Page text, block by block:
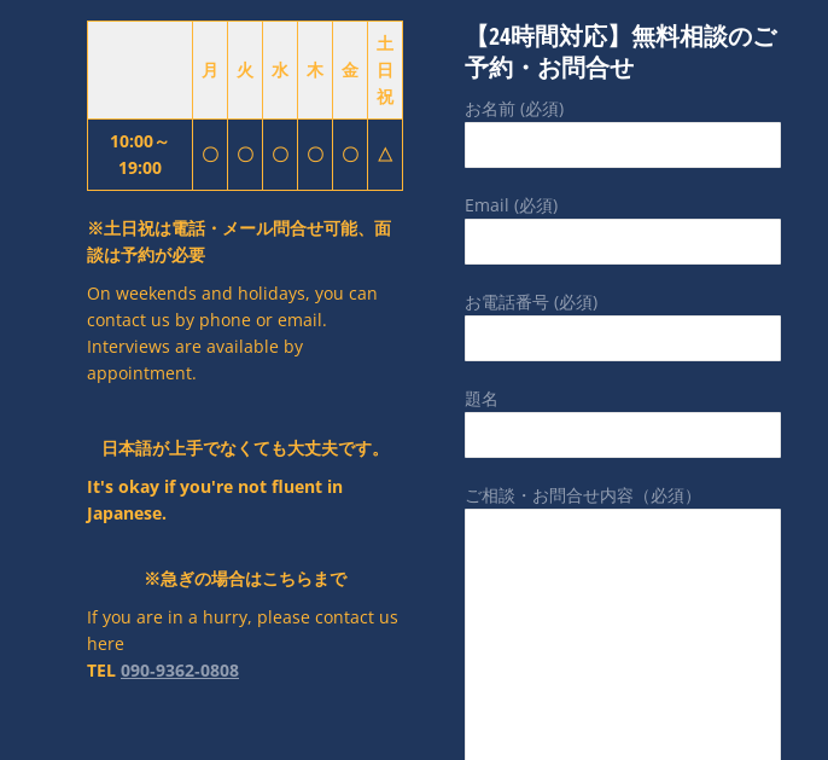
月 火 水 木 金
土
日
祝
10:00～
19:00
〇 〇 〇 〇 〇 △
※土日祝は電話・メール問合せ可能、面
談は予約が必要
On weekends and holidays, you can
contact us by phone or email.
Interviews are available by
appointment.
日本語が上手でなくても大丈夫です。
It's okay if you're not fluent in
Japanese.
※急ぎの場合はこちらまで
If you are in a hurry, please contact us
here
TEL 090‐9362‐0808
【24時間対応】無料相談のご
予約・お問合せ
お名前 (必須)
Email (必須)
お電話番号 (必須)
題名
ご相談・お問合せ内容（必須）